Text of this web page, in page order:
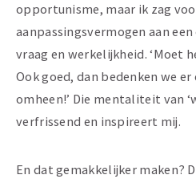
opportunisme, maar ik zag
aanpassingsvermogen aan
vraag en wer­kelijkheid. ‘Moet
Ook goed, dan bedenken we
omheen!’ Die mentaliteit van
verfrissend en inspireert mij.
En dat gemakkelijker maken?